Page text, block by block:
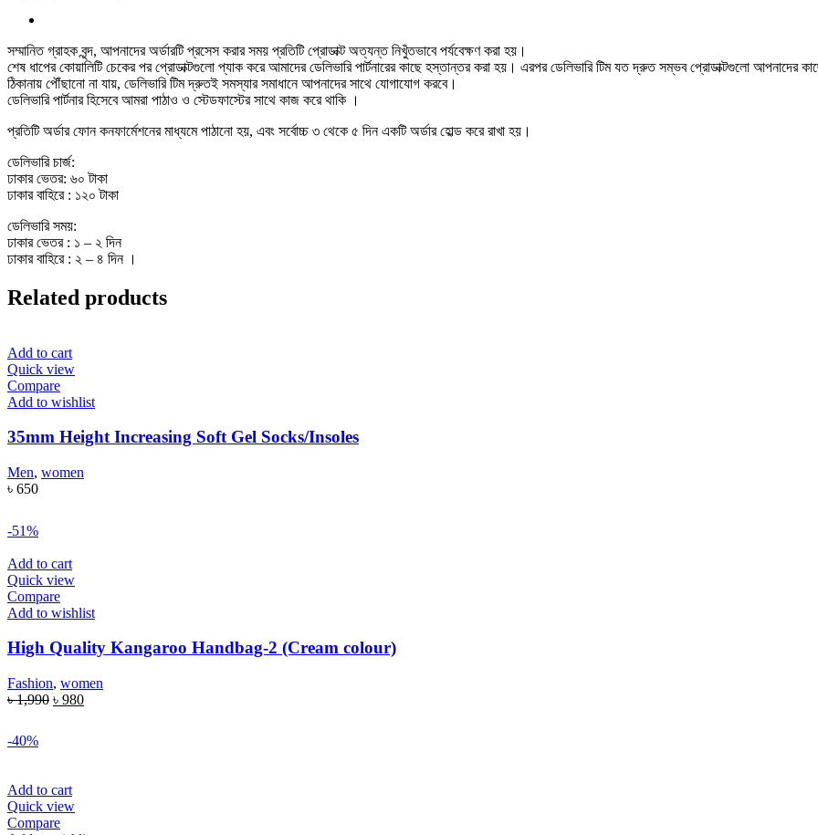
সম্মানিত গ্রাহক বৃন্দ, আপনাদের অর্ডারটি প্রসেস করার সময় প্রতিটি প্রোডাক্ট অত্যন্ত নিখুঁতভাবে পর্যবেক্ষণ করা হয়।
শেষ ধাপের কোয়ালিটি চেকের পর প্রোডাক্টগুলো প্যাক করে আমাদের ডেলিভারি পার্টনারের কাছে হস্তান্তর করা হয়। এরপর ডেলিভারি টিম যত দ্রুত সম্ভব প্রোডাক্টগুলো
ঠিকানায় পৌঁছানো না যায়, ডেলিভারি টিম দ্রুতই সমস্যার সমাধানে আপনাদের সাথে যোগাযোগ করবে।
ডেলিভারি পার্টনার হিসেবে আমরা পাঠাও ও স্টেডফাস্টের সাথে কাজ করে থাকি ।
প্রতিটি অর্ডার ফোন কনফার্মেশনের মাধ্যমে পাঠানো হয়, এবং সর্বোচ্চ ৩ থেকে ৫ দিন একটি অর্ডার হোল্ড করে রাখা হয়।
ডেলিভারি চার্জ:
ঢাকার ভেতর: ৬০ টাকা
ঢাকার বাহিরে : ১২০ টাকা
ডেলিভারি সময়:
ঢাকার ভেতর : ১ – ২ দিন
ঢাকার বাহিরে : ২ – ৪ দিন ।
Related products
Add to cart
Quick view
Compare
Add to wishlist
35mm Height Increasing Soft Gel Socks/Insoles
Men, women
৳ 650
-51%
Add to cart
Quick view
Compare
Add to wishlist
High Quality Kangaroo Handbag-2 (Cream colour)
Fashion, women
৳1,990 ৳ 980
-40%
Add to cart
Quick view
Compare